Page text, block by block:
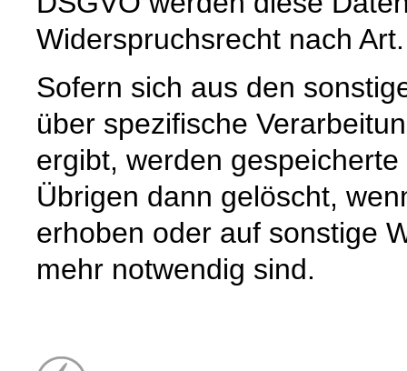
Widerspruchsrecht nach
Sofern sich aus den
über spezifische
ergibt, werden
Übrigen dann gelöscht,
erhoben oder auf sonstige
mehr notwendig sind.